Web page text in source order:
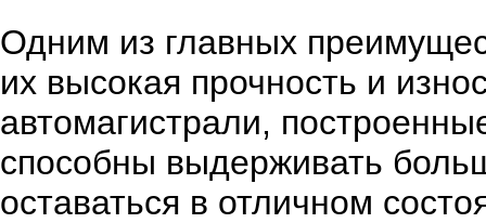
Одним из главных
их высокая прочность и
автомагистрали,
способны выдерживать
оставаться в отличном